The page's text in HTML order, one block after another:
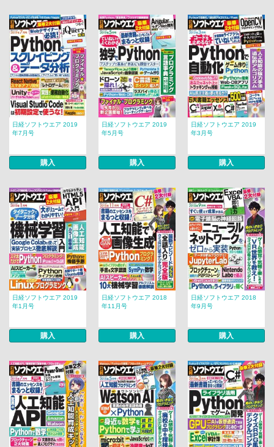
日経ソフトウエア 2019
年7月号
購入
日経ソフトウエア 2019
年5月号
購入
日経ソフトウエア 2019
年3月号
購入
日経ソフトウエア 2019
年1月号
購入
日経ソフトウエア 2018
年11月号
購入
日経ソフトウエア 2018
年9月号
購入